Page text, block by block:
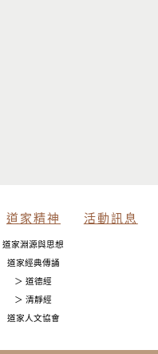
道家精神
道家淵源與思想
道家經典傳誦
＞ 道德經
＞ 清靜經
道家人文協會
活動訊息